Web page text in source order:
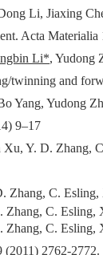
Li, Jiaxing
Acta
Li*, Yudong
twinning and
Yang, Yudong
9–17
Xu, Y. D. Zhang,
Zhang, C.
Zhang, C. Esling,
Zhang, C. Esling,
(2011) 2762-2772.